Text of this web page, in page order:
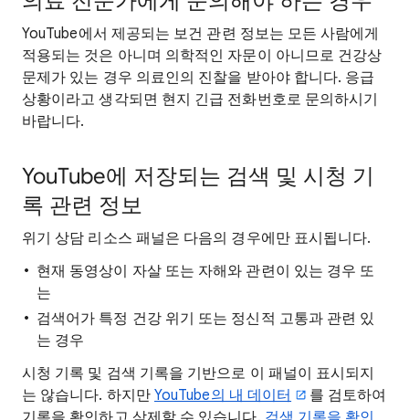
YouTube에서 제공되는 보건 관련 정보는 모든 사람에게
적용되는 것은 아니며 의학적인 자문이 아니므로 건강상
문제가 있는 경우 의료인의 진찰을 받아야 합니다. 응급
상황이라고 생각되면 현지 긴급 전화번호로 문의하시기
바랍니다.
YouTube에 저장되는 검색 및 시청 기
록 관련 정보
위기 상담 리소스 패널은 다음의 경우에만 표시됩니다.
현재 동영상이 자살 또는 자해와 관련이 있는 경우 또
는
검색어가 특정 건강 위기 또는 정신적 고통과 관련 있
는 경우
시청 기록 및 검색 기록을 기반으로 이 패널이 표시되지
는 않습니다. 하지만 YouTube의 내 데이터
를 검토하여